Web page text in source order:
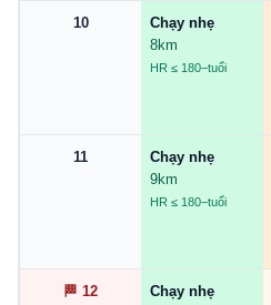
10
Chạy nhẹ
8km
HR ≤ 180−tuổi
11
Chạy nhẹ
9km
HR ≤ 180−tuổi
🏁 12
Chạy nhẹ